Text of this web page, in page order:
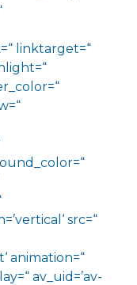
linktarget=“
src=“
animation=“
av_uid=’av-